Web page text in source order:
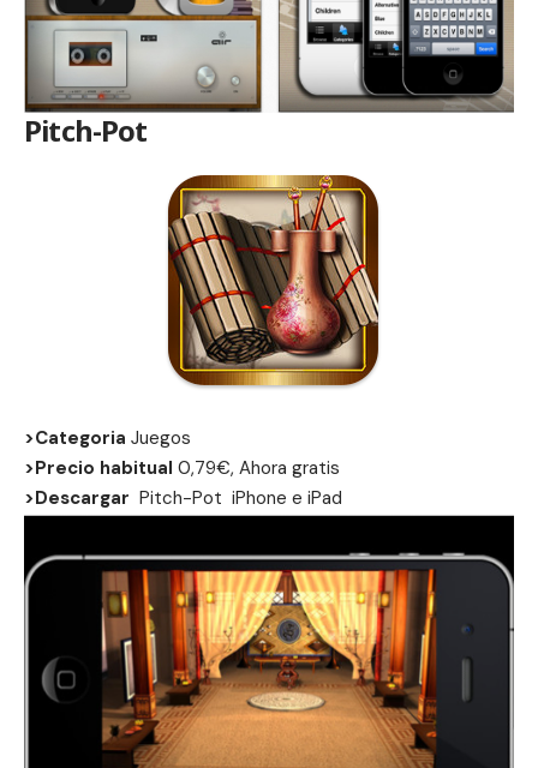
Pitch-Pot
>Categoria Juegos
>Precio habitual 0,79€, Ahora gratis
>Descargar Pitch-Pot iPhone e iPad